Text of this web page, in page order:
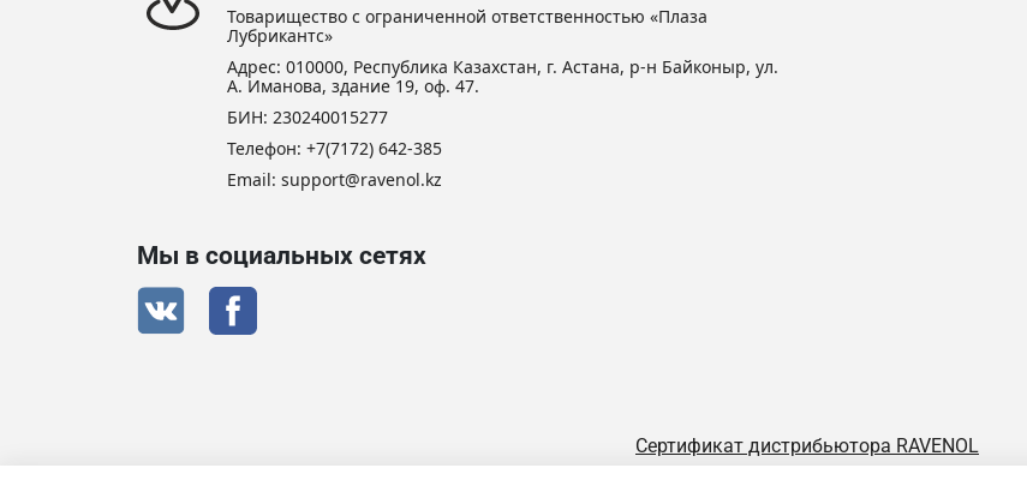
Товарищество с ограниченной ответственностью «Плаза
Лубрикантс»
Адрес: 010000, Республика Казахстан, г. Астана, р-н Байконыр, ул.
А. Иманова, здание 19, оф. 47.
БИН: 230240015277
Телефон: +7(7172) 642-385
Email: support@ravenol.kz
Мы в социальных сетях
Сертификат дистрибьютора RAVENOL